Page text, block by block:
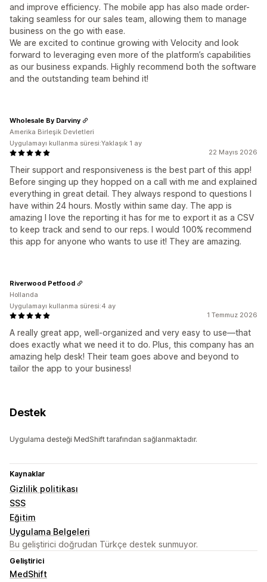
and improve efficiency. The mobile app has also made order-
taking seamless for our sales team, allowing them to manage
business on the go with ease.
We are excited to continue growing with Velocity and look
forward to leveraging even more of the platform’s capabilities
as our business expands. Highly recommend both the software
and the outstanding team behind it!
22 Mayıs 2026
Their support and responsiveness is the best part of this app!
Before singing up they hopped on a call with me and explained
everything in great detail. They always respond to questions I
have within 24 hours. Mostly within same day. The app is
amazing I love the reporting it has for me to export it as a CSV
to keep track and send to our reps. I would 100% recommend
this app for anyone who wants to use it! They are amazing.
Wholesale By Darviny
Amerika Birleşik Devletleri
Uygulamayı kullanma süresi:Yaklaşık 1 ay
1 Temmuz 2026
A really great app, well-organized and very easy to use—that
does exactly what we need it to do. Plus, this company has an
amazing help desk! Their team goes above and beyond to
tailor the app to your business!
Riverwood Petfood
Hollanda
Uygulamayı kullanma süresi:4 ay
Destek
Uygulama desteği MedShift tarafından sağlanmaktadır.
Kaynaklar
Gizlilik politikası
SSS
Eğitim
Uygulama Belgeleri
Bu geliştirici doğrudan Türkçe destek sunmuyor.
Geliştirici
MedShift